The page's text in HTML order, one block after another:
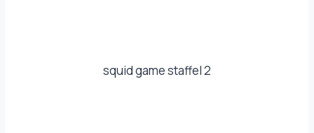
squid game staffel 2